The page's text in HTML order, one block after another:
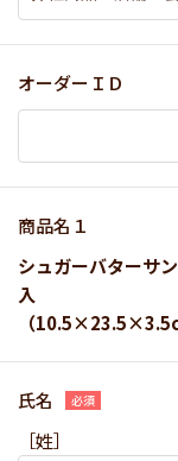
オーダーＩＤ
商品名１
シュガーバターサ
入
（
氏名
［姓］